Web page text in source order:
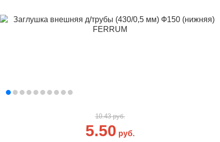
10.43 руб.
5.50 руб.